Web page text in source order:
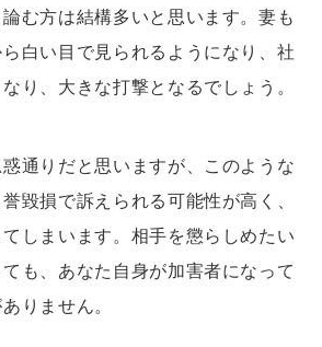
む方は結構多いと思います。妻も
白い目で見られるようになり、社
り、大きな打撃となるでしょう。
通りだと思いますが、このような
毀損で訴えられる可能性が高く、
てしまいます。相手を懲らしめたい
も、あなた自身が加害者になって
りません。